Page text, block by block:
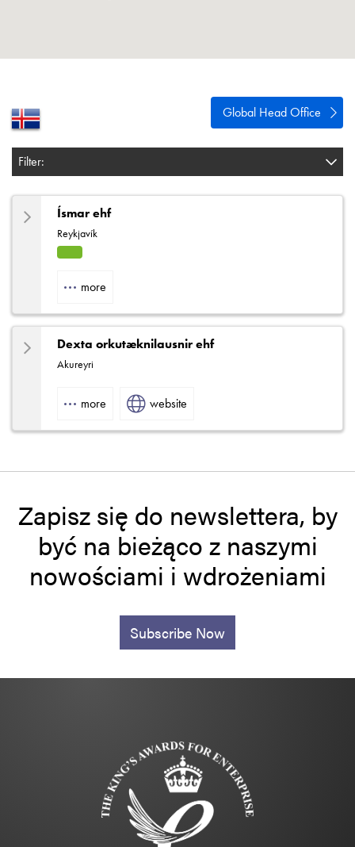
Global Head Office
Filter:
Ísmar ehf
Reykjavík
more
Dexta orkutæknilausnir ehf
Akureyri
more website
Zapisz się do newslettera, by
być na bieżąco z naszymi
nowościami i wdrożeniami
Subscribe Now